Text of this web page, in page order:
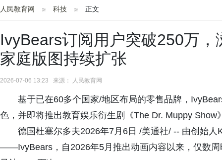
育儿 资讯
人民教育网 科技 正文
IvyBears订阅用户突破250万
家庭版图持续扩张
2026-07-06 13:23 来源： 人民教育网
基于已在60多个国家/地区布局的零售品牌，
色，并即将推出教育娱乐衍生剧《The Dr. Muppy Show
德国杜塞尔多夫2026年7月6日 /美通社/ -- 由创始
——IvyBears，自2026年5月推出动画内容以来，仅数周